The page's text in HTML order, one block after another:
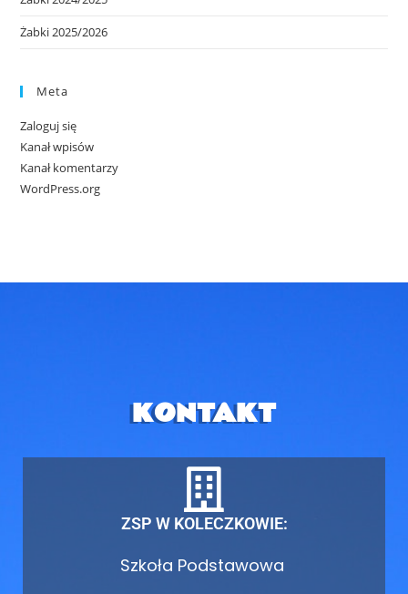
Żabki 2025/2026
Meta
Zaloguj się
Kanał wpisów
Kanał komentarzy
WordPress.org
KONTAKT
ZSP W KOLECZKOWIE:
Szkoła Podstawowa